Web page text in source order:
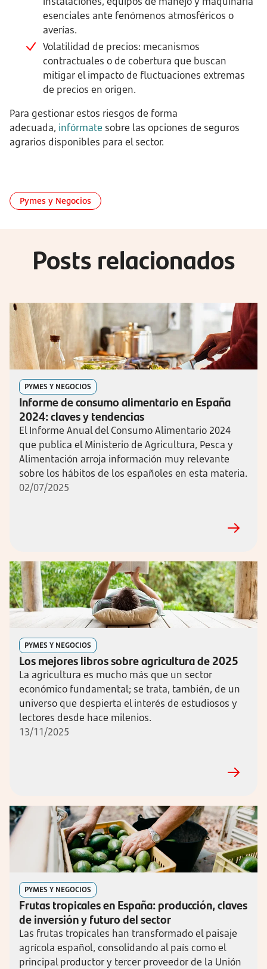
esenciales ante fenómenos atmosféricos o
averías.
Volatilidad de precios: mecanismos
contractuales o de cobertura que buscan
mitigar el impacto de fluctuaciones extremas
de precios en origen.
Para gestionar estos riesgos de forma
adecuada, infórmate sobre las opciones de seguros
agrarios disponibles para el sector.
Pymes y Negocios
Posts relacionados
PYMES Y NEGOCIOS
Informe de consumo alimentario en España
2024: claves y tendencias
El Informe Anual del Consumo Alimentario 2024
que publica el Ministerio de Agricultura, Pesca y
Alimentación arroja información muy relevante
sobre los hábitos de los españoles en esta materia.
02/07/2025
PYMES Y NEGOCIOS
Los mejores libros sobre agricultura de 2025
La agricultura es mucho más que un sector
económico fundamental; se trata, también, de un
universo que despierta el interés de estudiosos y
lectores desde hace milenios.
13/11/2025
PYMES Y NEGOCIOS
Frutas tropicales en España: producción, claves
de inversión y futuro del sector
Las frutas tropicales han transformado el paisaje
agrícola español, consolidando al país como el
principal productor y tercer proveedor de la Unión